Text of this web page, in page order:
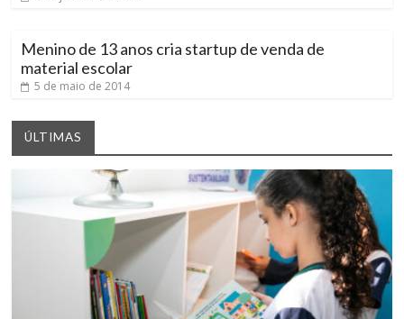
Menino de 13 anos cria startup de venda de
material escolar
5 de maio de 2014
ÚLTIMAS